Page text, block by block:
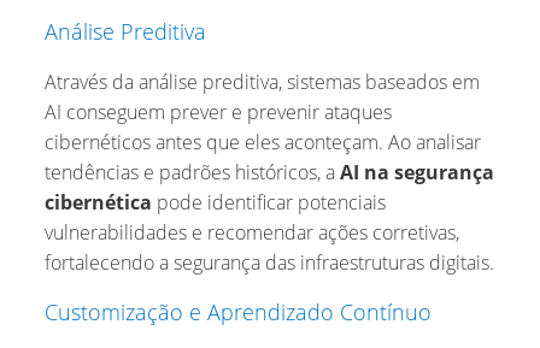
Análise Preditiva
Através da análise preditiva, sistemas baseados em
AI conseguem prever e prevenir ataques
cibernéticos antes que eles aconteçam. Ao analisar
tendências e padrões históricos, aAI na segurança
cibernética pode identificar potenciais
vulnerabilidades e recomendar ações corretivas,
fortalecendo a segurança das infraestruturas digitais.
Customização e Aprendizado Contínuo